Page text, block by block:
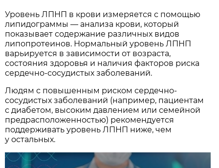
Уровень ЛПНП в крови измеряется с помощью
липидограммы — анализа крови, который
показывает содержание различных видов
липопротеинов. Нормальный уровень ЛПНП
варьируется в зависимости от возраста,
состояния здоровья и наличия факторов риска
сердечно-сосудистых заболеваний.
Людям с повышенным риском сердечно-
сосудистых заболеваний (например, пациентам
с диабетом, высоким давлением или семейной
предрасположенностью) рекомендуется
поддерживать уровень ЛПНП ниже, чем
у остальных.